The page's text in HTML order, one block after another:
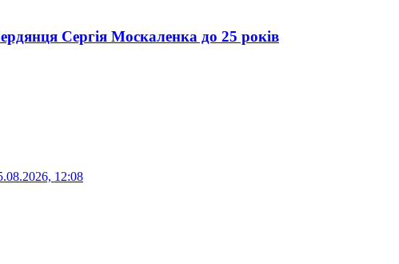
Сергія Москаленка до 25 років
12:08